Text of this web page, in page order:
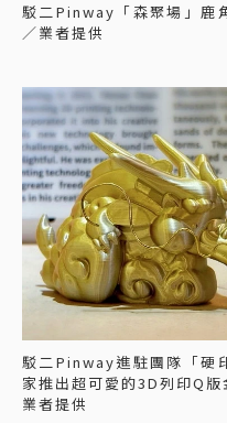
駁二Pinway「森聚場」鹿
／業者提供
駁二Pinway進駐團隊「硬
家推出超可愛的3D列印Q
業者提供